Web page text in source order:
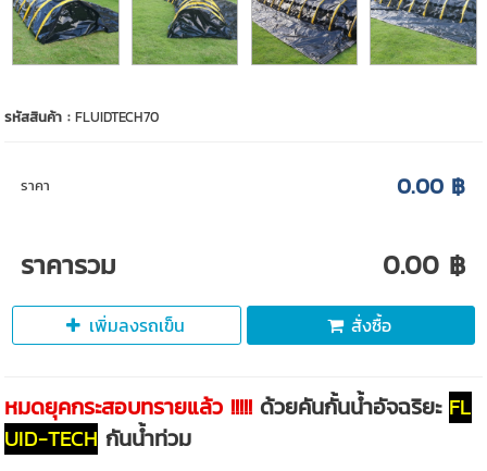
รหัสสินค้า :FLUIDTECH70
ราคา 0.00 ฿
ราคารวม 0.00 ฿
เพิ่มลงรถเข็น สั่งซื้อ
หมดยุคกระสอบทรายแล้ว !!!!!ด้วยคันกั้นน้ำอัจฉริยะ FL
UID-TECH กันน้ำท่วม